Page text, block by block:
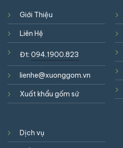
Giới Thiệu
Liên Hệ
Đt: 094.1900.823
lienhe@xuonggom.vn
Xuất khẩu gốm sứ
Dịch vụ